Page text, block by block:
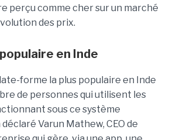
perçu comme cher sur un marché
des prix.
en Inde
forme la plus populaire en Inde
de personnes qui utilisent les
sous ce système
Varun Mathew, CEO de